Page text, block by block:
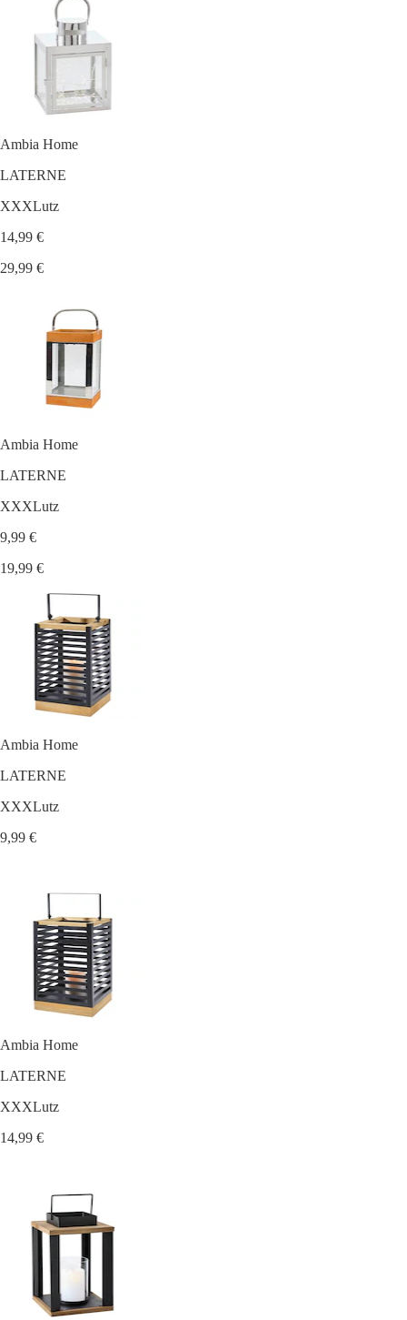
Ambia Home
LATERNE
XXXLutz
14,99 €
29,99 €
Ambia Home
LATERNE
XXXLutz
9,99 €
19,99 €
Ambia Home
LATERNE
XXXLutz
9,99 €
Ambia Home
LATERNE
XXXLutz
14,99 €